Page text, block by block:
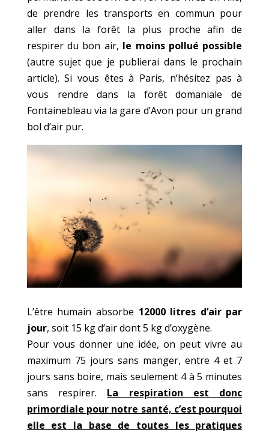
de prendre les transports en commun pour
aller dans la forêt la plus proche afin de
respirer du bon air, le moins pollué possible
(autre sujet que je publierai dans le prochain
article). Si vous êtes à Paris, n’hésitez pas à
vous rendre dans la forêt domaniale de
Fontainebleau via la gare d’Avon pour un grand
bol d’air pur.
L’être humain absorbe 12000 litres d’air par
jour, soit 15 kg d’air dont 5 kg d’oxygène.
Pour vous donner une idée, on peut vivre au
maximum 75 jours sans manger, entre 4 et 7
jours sans boire, mais seulement 4 à 5 minutes
sans respirer. La respiration est donc
primordiale pour notre santé, c’est pourquoi
elle est la base de toutes les pratiques